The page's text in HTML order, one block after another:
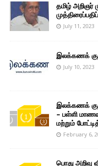
தமிழ் அறிஞர்
July 11, 2023
இலக்கணக்
July 10, 2023
இலக்கணக்
– பள்ளி
மற்றும்
February 6,
பொது அறிவு